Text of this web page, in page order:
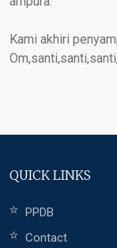
Kami akhiri
QUICK LINKS
PPDB
Contact